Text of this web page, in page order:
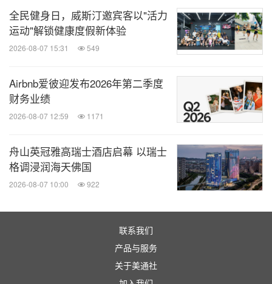
全民健身日，威斯汀邀宾客以"活力
运动"解锁健康度假新体验
2026-08-07 15:31 549
Airbnb爱彼迎发布2026年第二季度
财务业绩
2026-08-07 12:59 1171
舟山英冠雅高瑞士酒店启幕 以瑞士
格调浸润海天佛国
2026-08-07 10:00 922
联系我们
产品与服务
关于美通社